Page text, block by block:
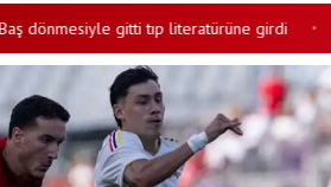
gitti tıp literatürüne girdi •